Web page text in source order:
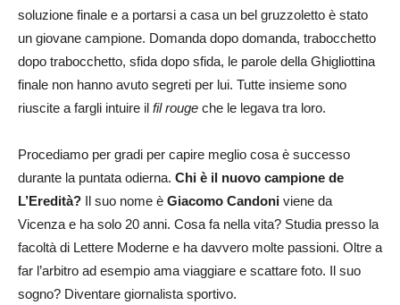
soluzione finale e a portarsi a casa un bel gruzzoletto è stato
un giovane campione. Domanda dopo domanda, trabocchetto
dopo trabocchetto, sfida dopo sfida, le parole della Ghigliottina
finale non hanno avuto segreti per lui. Tutte insieme sono
riuscite a fargli intuire il fil rouge che le legava tra loro.
Procediamo per gradi per capire meglio cosa è successo
durante la puntata odierna. Chi è il nuovo campione de
L’Eredità? Il suo nome è Giacomo Candoni viene da
Vicenza e ha solo 20 anni. Cosa fa nella vita? Studia presso la
facoltà di Lettere Moderne e ha davvero molte passioni. Oltre a
far l’arbitro ad esempio ama viaggiare e scattare foto. Il suo
sogno? Diventare giornalista sportivo.